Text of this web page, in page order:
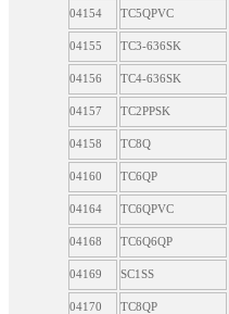
04154 TC5QPVC
04155 TC3-636SK
04156 TC4-636SK
04157 TC2PPSK
04158 TC8Q
04160 TC6QP
04164 TC6QPVC
04168 TC6Q6QP
04169 SC1SS
04170 TC8QP